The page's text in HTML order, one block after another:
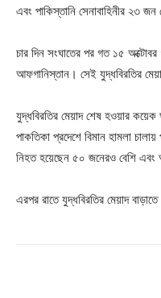
এবং পাকিস্তানি সেনাবাহিনীর ২৩
চার দিন সংঘাতের পর গত ১৫
আফগানিস্তান। সেই যুদ্ধবিরতির
যুদ্ধবিরতির মেয়াদ শেষ হওয়ার কয়েক
পাকতিকা প্রদেশে বিমান হামলা
নিহত হয়েছেন ৫০ জনেরও বেশি
এরপর রাতে যুদ্ধবিরতির মেয়াদ